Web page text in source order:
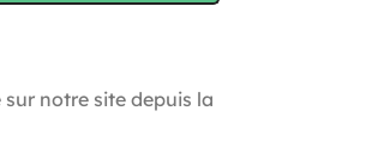
notre site depuis la